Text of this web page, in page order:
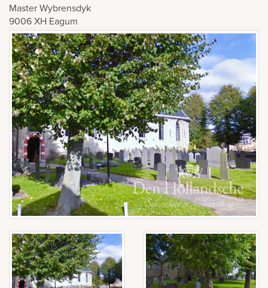
Master Wybrensdyk
9006 XH Eagum